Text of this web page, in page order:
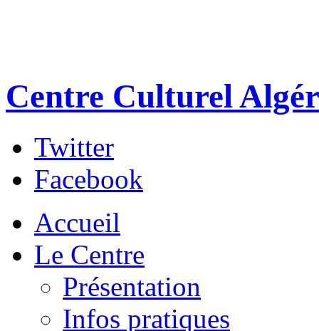
Centre Culturel
Twitter
Facebook
Accueil
Le Centre
Présentation
Infos pratiques